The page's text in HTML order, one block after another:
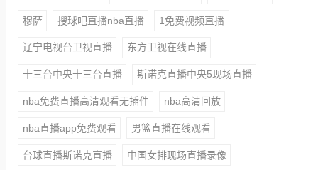
穆萨 搜球吧直播nba直播 1免费视频直播
辽宁电视台卫视直播 东方卫视在线直播
十三台中央十三台直播 斯诺克直播中央5现场直播
nba免费直播高清观看无插件 nba高清回放
nba直播app免费观看 男篮直播在线观看
台球直播斯诺克直播 中国女排现场直播录像